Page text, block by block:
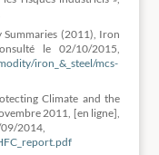
Summaries (2011), Iron
le 02/10/2015,
iron_&_steel/mcs-
Climate and the
2011, [en ligne],
2014,